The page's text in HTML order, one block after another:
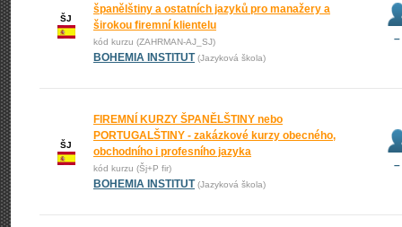
ŠJ
španělštiny a ostatních jazyků pro manažery a
širokou firemní klientelu
kód kurzu (ZAHRMAN-AJ_SJ)
BOHEMIA INSTITUT (Jazyková škola)
–
ŠJ
FIREMNÍ KURZY ŠPANĚLŠTINY nebo
PORTUGALŠTINY - zakázkové kurzy obecného,
obchodního i profesního jazyka
kód kurzu (Šj+P fir)
BOHEMIA INSTITUT (Jazyková škola)
–